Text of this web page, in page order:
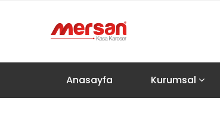
Anasayfa Kurumsal